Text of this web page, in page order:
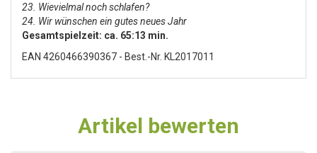
23. Wievielmal noch schlafen?
24. Wir wünschen ein gutes neues Jahr
Gesamtspielzeit: ca. 65:13 min.
EAN 4260466390367 - Best.-Nr. KL2017011
Artikel bewerten